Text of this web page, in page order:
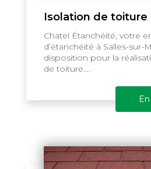
Isolation de toiture
Chatel Étanchéité, votre
d’étanchéité à Salles-sur-
disposition pour la
de toiture....